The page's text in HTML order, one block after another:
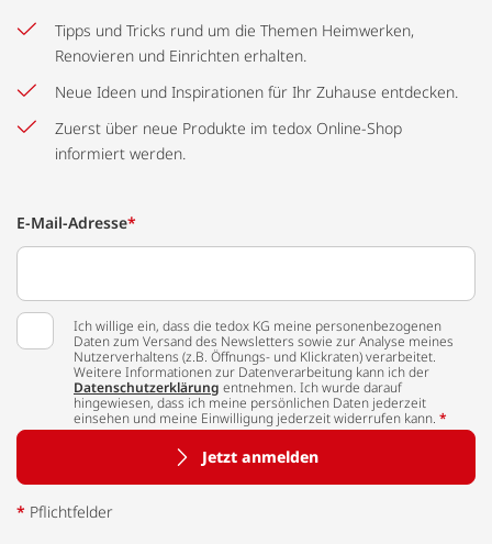
Tipps und Tricks rund um die Themen Heimwerken,
Renovieren und Einrichten erhalten.
Neue Ideen und Inspirationen für Ihr Zuhause entdecken.
Zuerst über neue Produkte im tedox Online-Shop
informiert werden.
E-Mail-Adresse*
Ich willige ein, dass die tedox KG meine personenbezogenen
Daten zum Versand des Newsletters sowie zur Analyse meines
Nutzerverhaltens (z.B. Öffnungs- und Klickraten) verarbeitet.
Weitere Informationen zur Datenverarbeitung kann ich der
Datenschutzerklärung entnehmen. Ich wurde darauf
hingewiesen, dass ich meine persönlichen Daten jederzeit
einsehen und meine Einwilligung jederzeit widerrufen kann. *
Jetzt anmelden
* Pflichtfelder